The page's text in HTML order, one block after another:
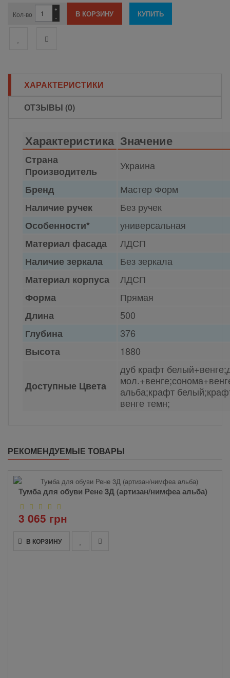
Кол-во -
+
ХАРАКТЕРИСТИКИ
ОТЗЫВЫ (0)
Характеристика Значение
Страна
Производитель
Украина
Бренд
Мастер Форм
Наличие ручек
Без ручек
Особенности*
универсальная
Материал фасада
ЛДСП
Наличие зеркала
Без зеркала
Материал корпуса
ЛДСП
Форма
Прямая
Длина
500
Глубина
376
Высота
1880
Доступные Цвета
дуб крафт
альба;крафт
венге темн;
РЕКОМЕНДУЕМЫЕ ТОВАРЫ
Тумба для обуви Рене 3Д (артизан/нимфеа альба)
3 065 грн
В КОРЗИНУ